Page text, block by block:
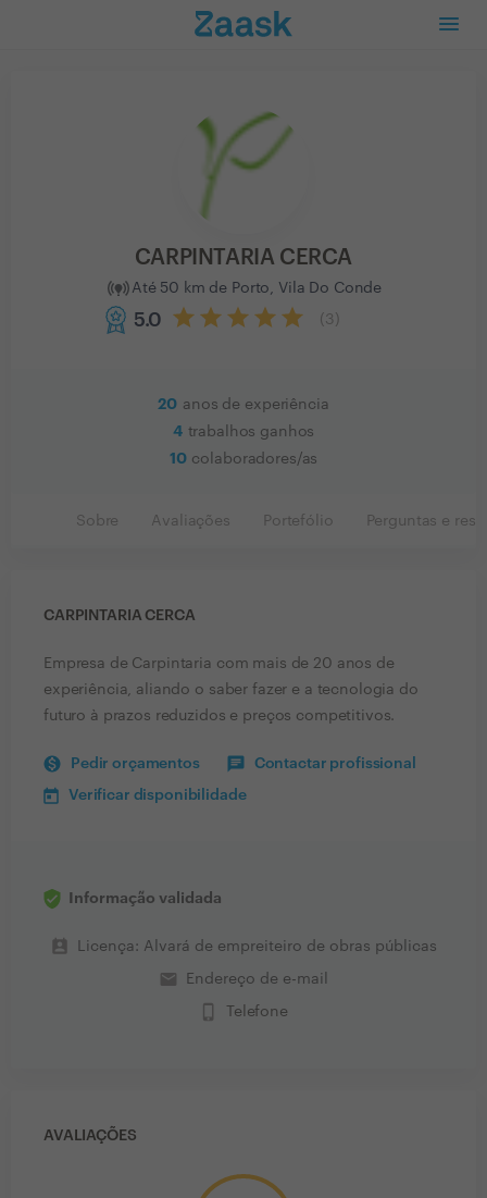
CARPINTARIA CERCA
Até 50 km de Porto, Vila Do Conde
5.0 3
20 anos de experiência
4 trabalhos ganhos
10 colaboradores/as
Sobre Avaliações Portefólio Perguntas e
CARPINTARIA CERCA
Empresa de Carpintaria com mais de 20 anos de
experiência, aliando o saber fazer e a tecnologia do
futuro à prazos reduzidos e preços competitivos.
Pedir orçamentos Contactar profissional
Verificar disponibilidade
Informação validada
perm_contact_calendar Licença: Alvará de empreiteiro de obras públicas
email Endereço de e-mail
phone_iphone Telefone
AVALIAÇÕES